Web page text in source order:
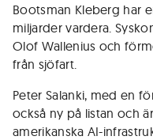
Bootsman Kleberg har
miljarder vardera.
Olof Wallenius och
från sjöfart.
Peter Salanki, med en
också ny på listan och
amerikanska AI-